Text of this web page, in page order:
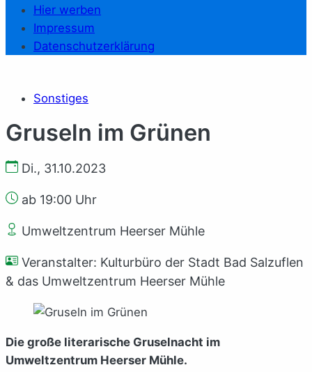
Hier werben
Impressum
Datenschutzerklärung
Sonstiges
Gruseln im Grünen
Di., 31.10.2023
ab 19:00 Uhr
Umweltzentrum Heerser Mühle
Veranstalter: Kulturbüro der Stadt Bad Salzuflen
& das Umweltzentrum Heerser Mühle
Die große literarische Gruselnacht im
Umweltzentrum Heerser Mühle.